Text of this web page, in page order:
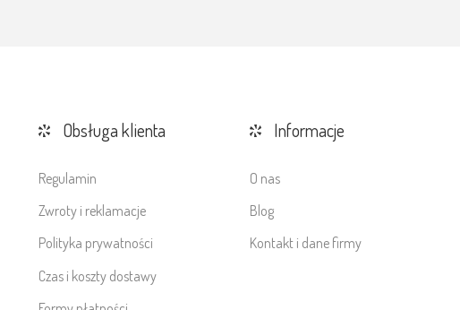
Obsługa klienta
Regulamin
Zwroty i reklamacje
Polityka prywatności
Czas i koszty dostawy
Informacje
O nas
Blog
Kontakt i dane firmy